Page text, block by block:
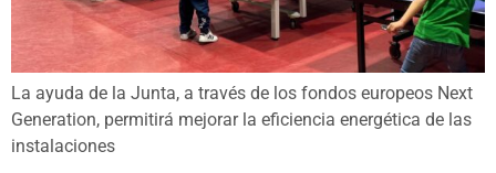
La ayuda de la Junta, a través de los fondos europeos Next
Generation, permitirá mejorar la eficiencia energética de las
instalaciones